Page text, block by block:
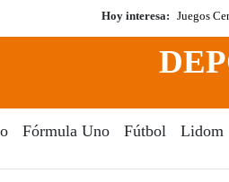
Hoy interesa: Juegos
Fórmula Uno Fútbol Lidom